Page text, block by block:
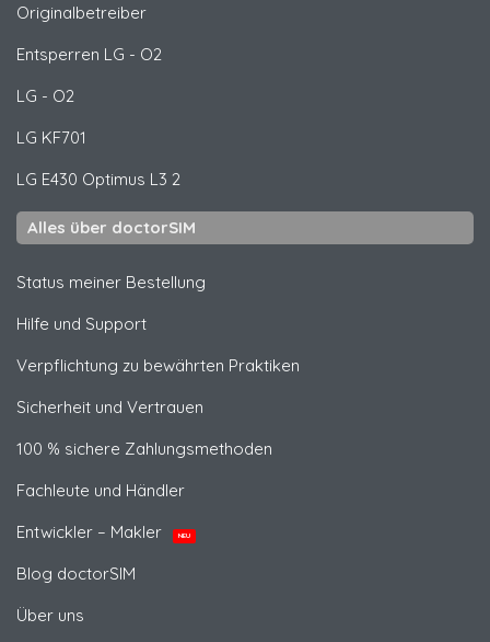
Originalbetreiber
Entsperren LG - O2
LG - O2
LG KF701
LG E430 Optimus L3 2
Alles über doctorSIM
Status meiner Bestellung
Hilfe und Support
Verpflichtung zu bewährten Praktiken
Sicherheit und Vertrauen
100 % sichere Zahlungsmethoden
Fachleute und Händler
Entwickler – Makler
NEU
Blog doctorSIM
Über uns